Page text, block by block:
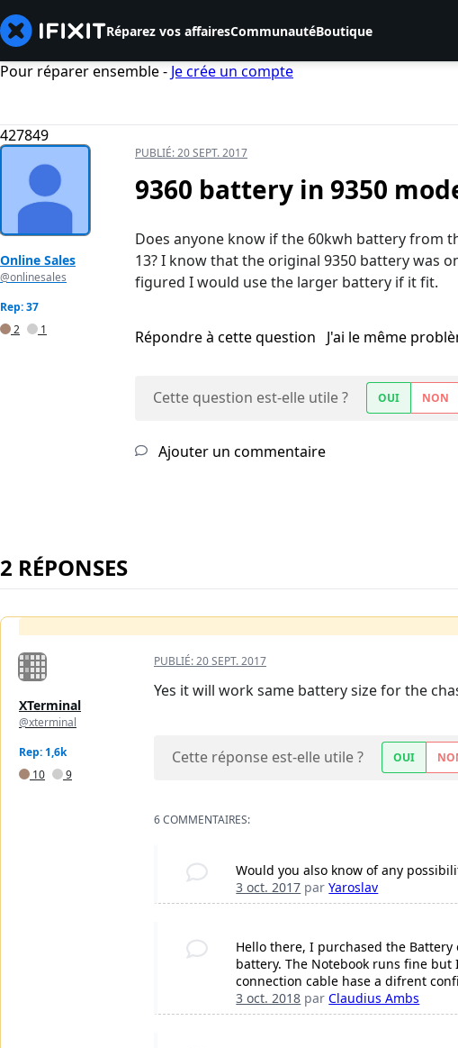
Réparez vos affairesCommunautéBoutique
Pour réparer ensemble - Je crée un compte
427849
Online Sales
@onlinesales
Rep: 37
2
1
PUBLIÉ:20 SEPT. 2017
9360 battery in 9350
Does anyone know if the 60kwh battery from
13? I know that the original 9350 battery was
figured I would use the larger battery if it fit.
Répondre à cette question J'ai le même
Cette question est-elle utile ? OUI NON
Ajouter un commentaire
2 RÉPONSES
XTerminal
@xterminal
Rep: 1,6k
10
9
PUBLIÉ:20 SEPT. 2017
Yes it will work same battery size for the
Cette réponse est-elle utile ? OUI
6 COMMENTAIRES:
Would you also know of any
3 oct. 2017 parYaroslav
Hello there, I purchased the
battery. The Notebook runs fine
connection cable hase a difrent
3 oct. 2018 parClaudius Ambs